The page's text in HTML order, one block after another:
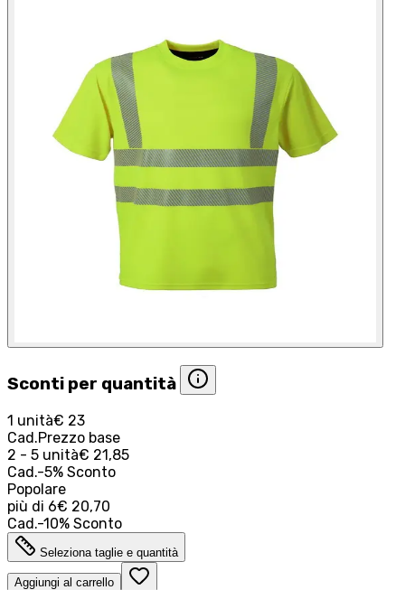
Sconti per quantità
1 unità€ 23
Cad.Prezzo base
2 - 5 unità€ 21,85
Cad.-5% Sconto
Popolare
più di 6€ 20,70
Cad.-10% Sconto
Seleziona taglie e quantità
Aggiungi al carrello